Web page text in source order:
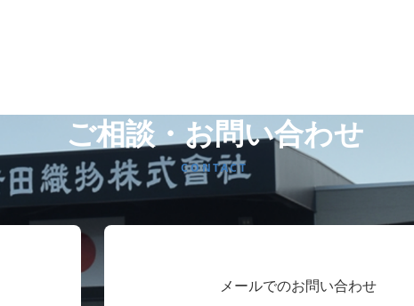
ご相談・お問い合わせ
CONTACT
メールでのお問い合わせ